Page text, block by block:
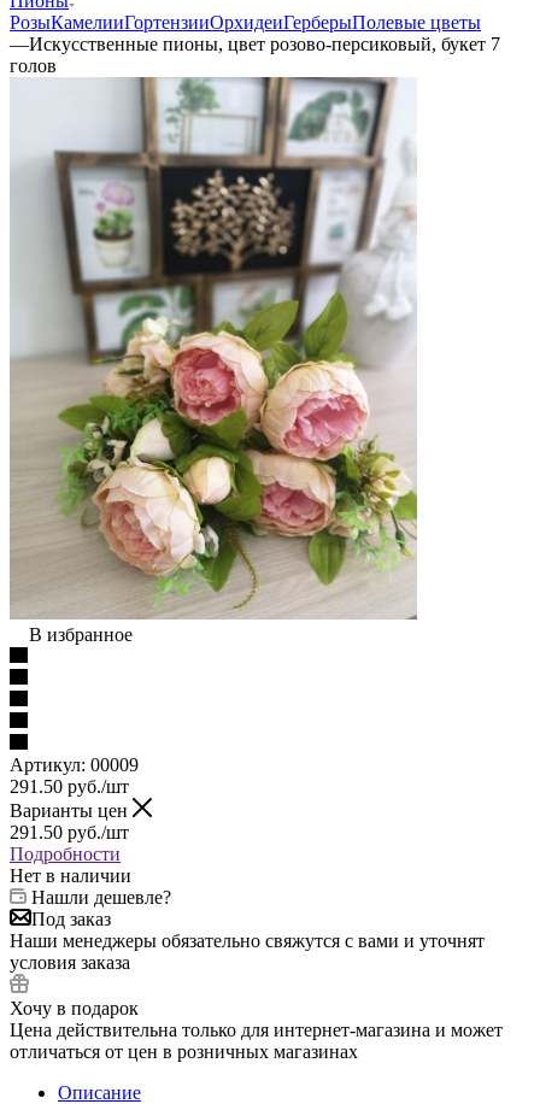
РозыКамелииГортензииОрхидеиГерберыПолевые цветы
—Искусственные пионы, цвет розово-персиковый, букет 7
голов
В избранное
Артикул: 00009
291.50 руб./шт
Варианты цен
291.50 руб./шт
Подробности
Нет в наличии
Нашли дешевле?
Под заказ
Наши менеджеры обязательно свяжутся с вами и уточнят
условия заказа
Хочу в подарок
Цена действительна только для интернет-магазина и может
отличаться от цен в розничных магазинах
Описание